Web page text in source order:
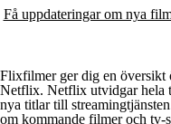
Få uppdateringar om nya
Flixfilmer ger dig en översikt
Netflix. Netflix utvidgar hela
nya titlar till
om kommande filmer och tv-